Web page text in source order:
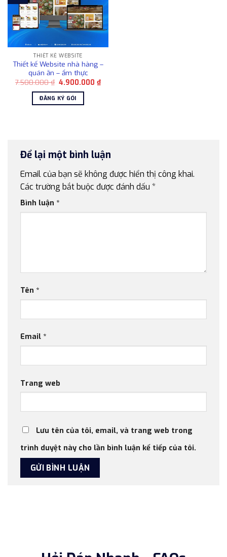
THIẾT KẾ WEBSITE
Thiết kế Website nhà hàng –
quán ăn – ẩm thực
7.500.000₫ Giá
là:
7.500.000 ₫.
4.900.000₫Giá
hiện
ĐĂNG KÝ GÓI
Để lại một bình luận
Email của bạn sẽ không được hiển thị công khai.
Các trường bắt buộc được đánh dấu *
Bình luận *
Tên *
Email *
Trang web
Lưu tên của tôi, email, và trang web trong
trình duyệt này cho lần bình luận kế tiếp của tôi.